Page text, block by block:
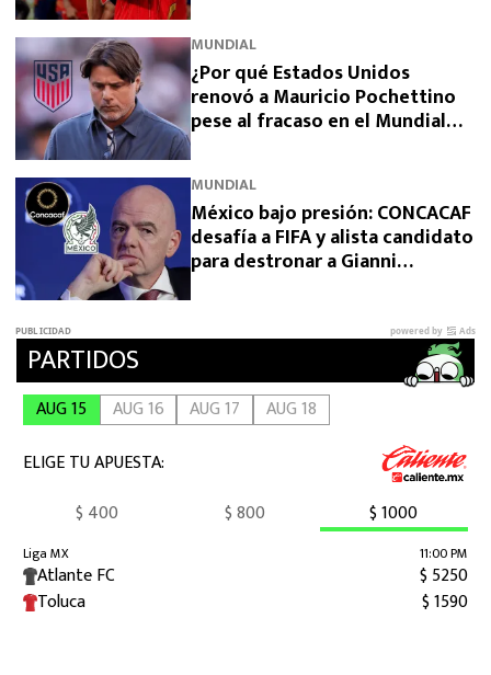
MUNDIAL
¿Por qué Estados Unidos
renovó a Mauricio Pochettino
pese al fracaso en el Mundial
MUNDIAL
México bajo presión: CONCACAF
desafía a FIFA y alista candidato
para destronar a Gianni